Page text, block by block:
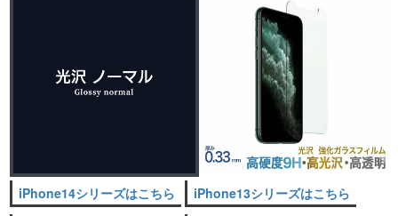
iPhone14シリーズはこちら iPhone13シリーズはこちら